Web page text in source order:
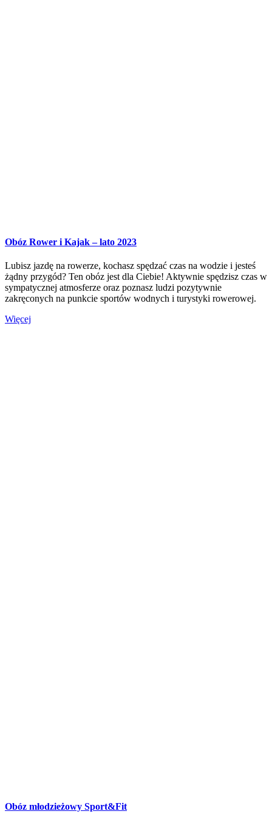
Obóz Rower i Kajak – lato 2023
Lubisz jazdę na rowerze, kochasz spędzać czas na wodzie i jesteś
żądny przygód? Ten obóz jest dla Ciebie! Aktywnie spędzisz czas w
sympatycznej atmosferze oraz poznasz ludzi pozytywnie
zakręconych na punkcie sportów wodnych i turystyki rowerowej.
Więcej
Obóz młodzieżowy Sport&Fit